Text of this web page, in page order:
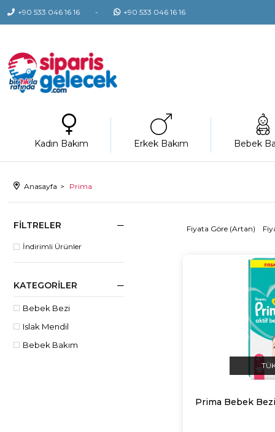
+90 533 046 16 16 +90 533 046 16 16
Kadın Bakım Erkek Bakım Bebek
Anasayfa Prima
FILTRELER
İndirimli Ürünler
KATEGORILER
Bebek Bezi
Islak Mendil
Bebek Bakım
Fiyata Göre (Artan)